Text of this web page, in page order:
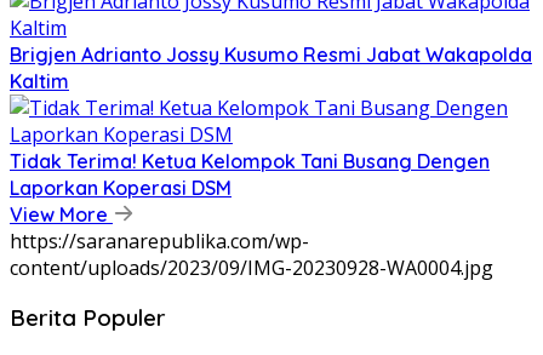
Brigjen Adrianto Jossy Kusumo Resmi Jabat Wakapolda
Kaltim
Tidak Terima! Ketua Kelompok Tani Busang Dengen
Laporkan Koperasi DSM
View More
https://saranarepublika.com/wp-
content/uploads/2023/09/IMG-20230928-WA0004.jpg
Berita Populer